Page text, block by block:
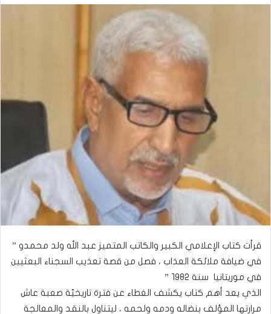
قرأت كتاب الإعلامي الكبير والكاتب المتميز عبد الله ولد محمدو ”
في ضيافة ملائكة العذاب ، فصل من قصة تعذيب السجناء البعثيين
في موريتانيا سنة ١٩٨٢ ”
الذي يعد أهم كتاب يكشف الغطاء عن فترة تاريخيّة صعبة عاش
مرارتها المؤلف بنضاله ودمه ولحمه ، ليتناول بالنقد والمعالجة